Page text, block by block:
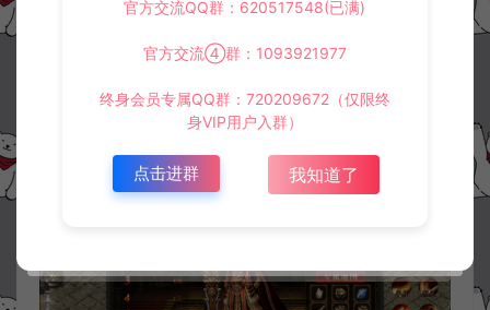
官方交流QQ群：620517548(已满)
官方交流④群：1093921977
终身会员专属QQ群：720209672（仅限终
身VIP用户入群）
点击进群 我知道了